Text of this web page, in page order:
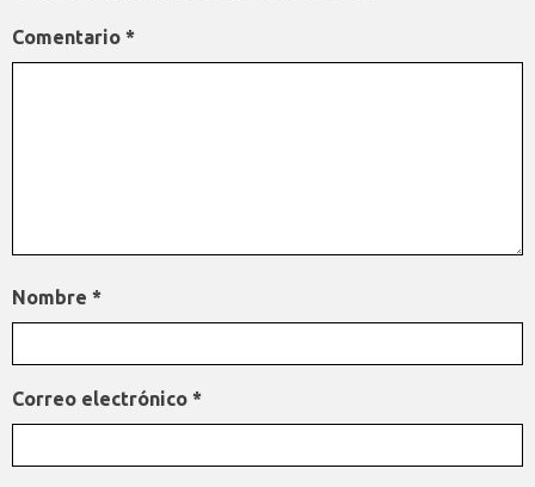
Comentario *
Nombre *
Correo electrónico *